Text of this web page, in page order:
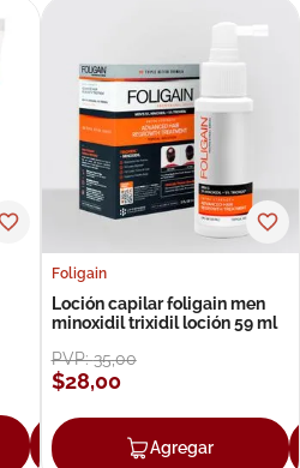
Agregar
Foligain
Loción capilar foligain men
minoxidil trixidil loción 59 ml
PVP:35,00
$28,00
Agregar